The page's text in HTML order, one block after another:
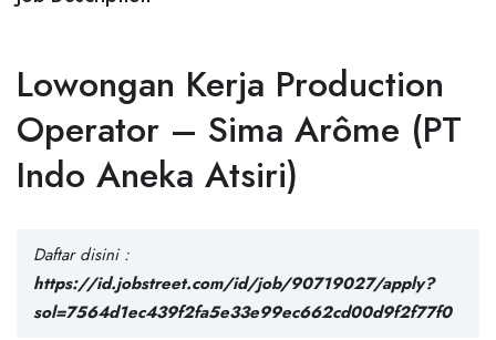
Lowongan Kerja Production
Operator – Sima Arôme (PT
Indo Aneka Atsiri)
Daftar disini :
https://id.jobstreet.com/id/job/90719027/apply?
sol=7564d1ec439f2fa5e33e99ec662cd00d9f2f77f0